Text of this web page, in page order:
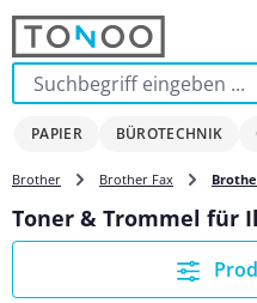
Zum Hauptinhalt springen
PAPIER BÜROTECHNIK
Brother Brother Fax
Toner & Trommel für